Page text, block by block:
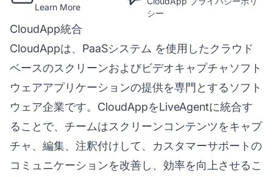
Learn More
シー
CloudApp統合
CloudAppは、 PaaSシステム を使用したクラウド
ベースのスクリーンおよびビデオキャプチャソフト
ウェアアプリケーションの提供を専門とするソフト
ウェア企業です。CloudAppをLiveAgentに統合す
ることで、チームはスクリーンコンテンツをキャプ
チャ、編集、注釈付けして、カスタマーサポートの
コミュニケーションを改善し、効率を向上させるこ